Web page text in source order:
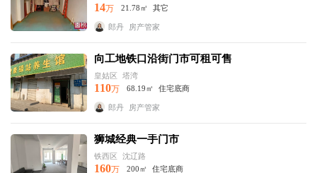
14万 21.78㎡ 其它
郎丹 房产管家
向工地铁口沿街门市可租可售
皇姑区 塔湾
110万 68.19㎡ 住宅底商
郎丹 房产管家
狮城经典一手门市
铁西区 沈辽路
160万 200㎡ 住宅底商